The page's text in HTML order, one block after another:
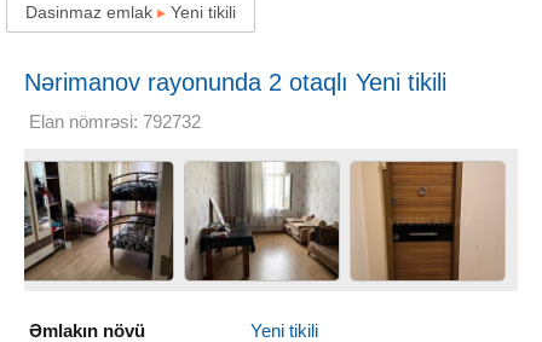
Dasinmaz emlak ▸ Yeni tikili
Nərimanov rayonunda 2 otaqlı Yeni tikili
Kirayə verilir, 60 m²
Elan nömrəsi: 792732
Əmlakın növü Yeni tikili